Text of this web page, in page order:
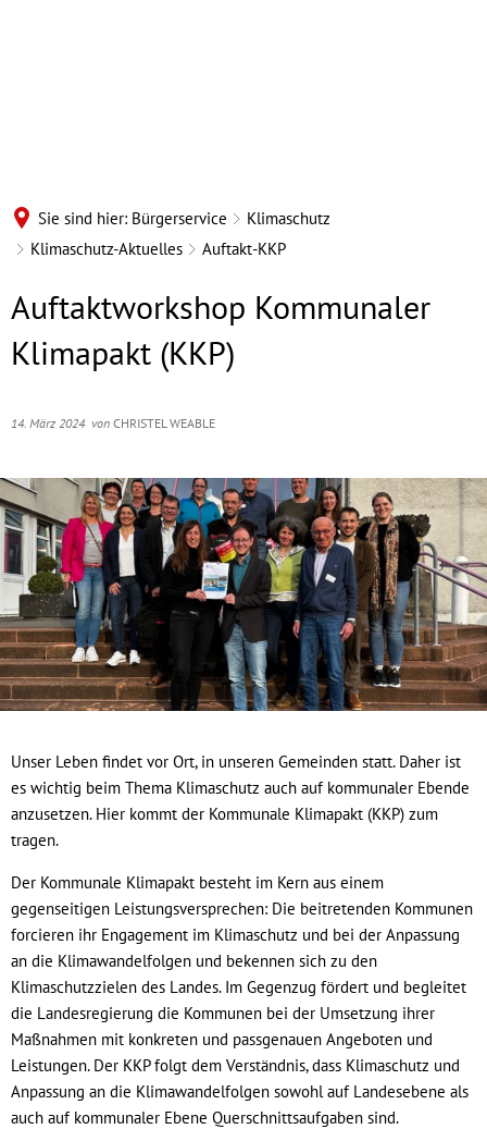
Sie sind hier: Bürgerservice
Klimaschutz
Klimaschutz-Aktuelles
Auftakt-KKP
Auftaktworkshop Kommunaler
Klimapakt (KKP)
14. März 2024 von CHRISTEL WEABLE
Unser Leben findet vor Ort, in unseren Gemeinden statt. Daher ist
es wichtig beim Thema Klimaschutz auch auf kommunaler Ebende
anzusetzen. Hier kommt der Kommunale Klimapakt (KKP) zum
tragen.
Der Kommunale Klimapakt besteht im Kern aus einem
gegenseitigen Leistungsversprechen: Die beitretenden Kommunen
forcieren ihr Engagement im Klimaschutz und bei der Anpassung
an die Klimawandelfolgen und bekennen sich zu den
Klimaschutzzielen des Landes. Im Gegenzug fördert und begleitet
die Landesregierung die Kommunen bei der Umsetzung ihrer
Maßnahmen mit konkreten und passgenauen Angeboten und
Leistungen. Der KKP folgt dem Verständnis, dass Klimaschutz und
Anpassung an die Klimawandelfolgen sowohl auf Landesebene als
auch auf kommunaler Ebene Querschnittsaufgaben sind.